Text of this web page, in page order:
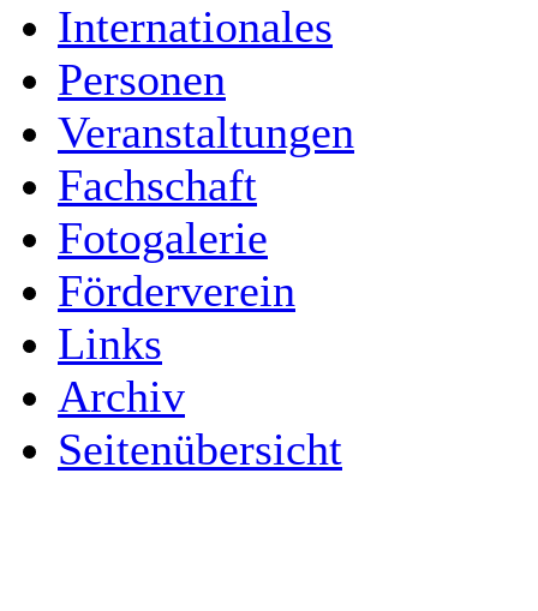
Internationales
Personen
Veranstaltungen
Fachschaft
Fotogalerie
Förderverein
Links
Archiv
Seitenübersicht